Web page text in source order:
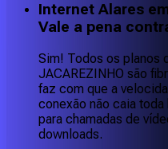
Internet Alares
Vale a pena
Sim! Todos os planos
JACAREZINHO são
faz com que a
conexão não caia
para chamadas de
downloads.